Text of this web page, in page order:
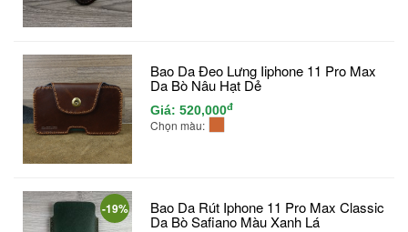
Bao Da Đeo Lưng Iiphone 11 Pro Max
Da Bò Nâu Hạt Dẻ
Giá: 520,000đ
Chọn màu:
-19% Bao Da Rút Iphone 11 Pro Max Classic
Da Bò Safiano Màu Xanh Lá